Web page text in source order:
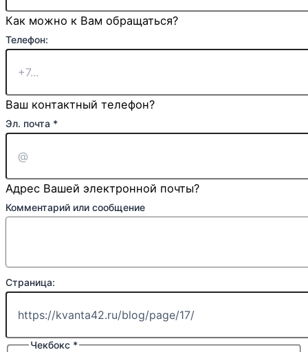
Как можно к Вам обращаться?
Телефон:
Ваш контактный телефон?
Эл. почта *
Адрес Вашей электронной почты?
Комментарий или сообщение
Страница:
Чекбокс *